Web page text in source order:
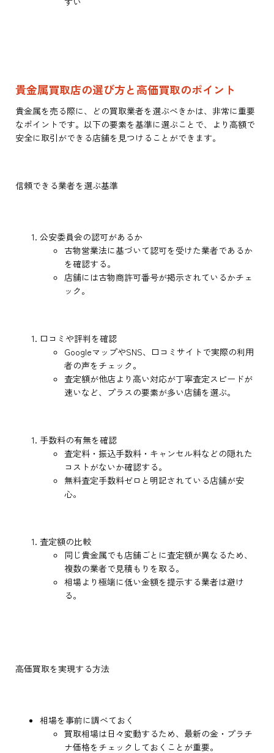
貴金属買取店の選び方と高価買取のポイント
貴金属を売る際に、どの買取業者を選ぶべきかは、非常に重要
なポイントです。以下の要素を基準に選ぶことで、より高額で
安全に取引ができる店舗を見つけることができます。
信頼できる業者を選ぶ基準
公安委員会の認可があるか
古物営業法に基づいて認可を受けた業者であるか
を確認する。
店舗には古物商許可番号が掲示されているかチェ
ック。
口コミや評判を確認
GoogleマップやSNS、口コミサイトで実際の利用
者の声をチェック。
査定額が他店より高い対応が丁寧査定スピードが
速いなど、プラスの要素が多い店舗を選ぶ。
手数料の有無を確認
査定料・振込手数料・キャンセル料などの隠れた
コストがないか確認する。
無料査定手数料ゼロと明記されている店舗が安
心。
査定額の比較
同じ貴金属でも店舗ごとに査定額が異なるため、
複数の業者で見積もりを取る。
相場より極端に低い金額を提示する業者は避け
る。
高価買取を実現する方法
相場を事前に調べておく
買取相場は日々変動するため、最新の金・プラチ
ナ価格をチェックしておくことが重要。